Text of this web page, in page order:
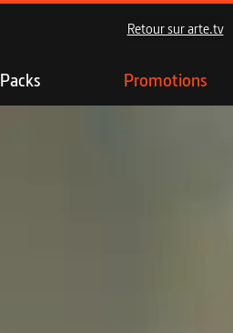
Retour sur arte.tv
Packs Promotions